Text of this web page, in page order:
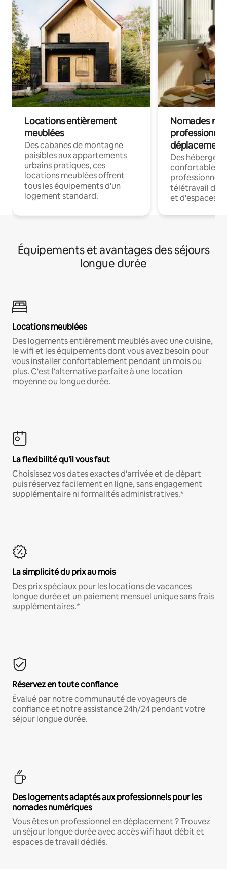
Locations entièrement
meublées
Des cabanes de montagne
paisibles aux appartements
urbains pratiques, ces
locations meublées offrent
tous les équipements d'un
logement standard.
Nomades
déplacement
Des
confortables
professionnels
télétravail
et d'espaces
Équipements et avantages des séjours
longue durée
Locations meublées
Des logements entièrement meublés avec une cuisine,
le wifi et les équipements dont vous avez besoin pour
vous installer confortablement pendant un mois ou
plus. C'est l'alternative parfaite à une location
moyenne ou longue durée.
La flexibilité qu'il vous faut
Choisissez vos dates exactes d'arrivée et de départ
puis réservez facilement en ligne, sans engagement
supplémentaire ni formalités administratives.*
La simplicité du prix au mois
Des prix spéciaux pour les locations de vacances
longue durée et un paiement mensuel unique sans frais
supplémentaires.*
Réservez en toute confiance
Évalué par notre communauté de voyageurs de
confiance et notre assistance 24h/24 pendant votre
séjour longue durée.
Des logements adaptés aux professionnels pour les
nomades numériques
Vous êtes un professionnel en déplacement ? Trouvez
un séjour longue durée avec accès wifi haut débit et
espaces de travail dédiés.